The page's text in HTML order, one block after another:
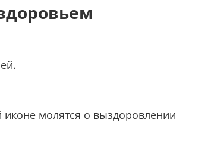
молятся о выздоровлении